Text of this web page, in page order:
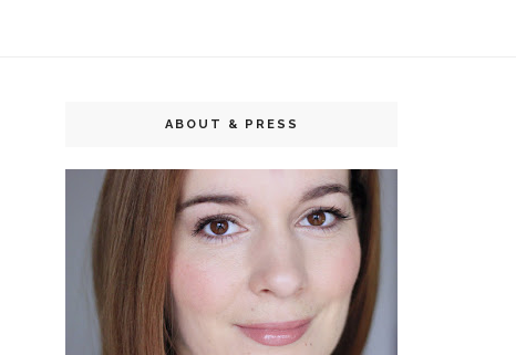
ABOUT & PRESS